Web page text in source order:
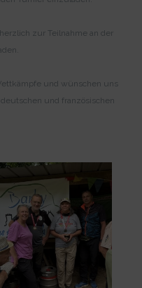
zur Teilnahme an der
und wünschen uns
und französischen